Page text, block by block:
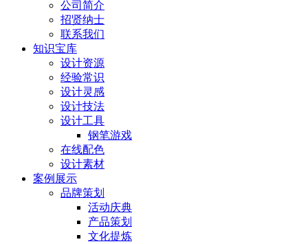
公司简介
招贤纳士
联系我们
知识宝库
设计资源
经验常识
设计灵感
设计技法
设计工具
钢笔游戏
在线配色
设计素材
案例展示
品牌策划
活动庆典
产品策划
文化提炼